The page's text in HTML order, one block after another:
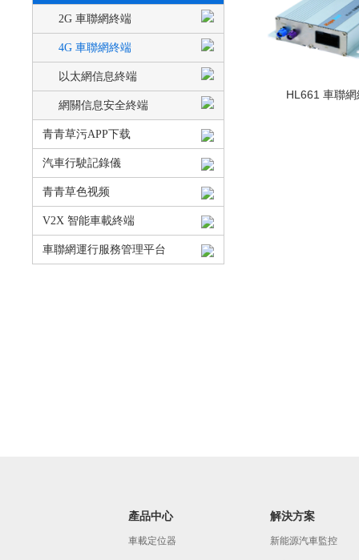
2G 車聯網終端
4G 車聯網終端
以太網信息終端
網關信息安全終端
青青草污APP下载
汽車行駛記錄儀
青青草色视频
V2X 智能車載終端
車聯網運行服務管理平台
HL661 車聯網
產品中心
車載定位器
解決方案
新能源汽車監控